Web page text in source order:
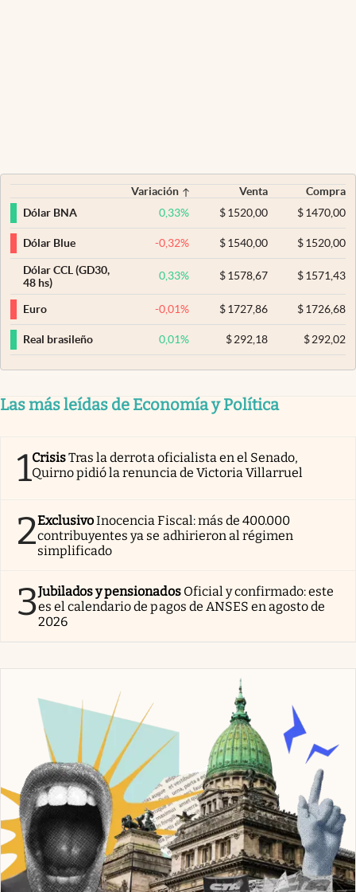
Variación Venta
Compra
Dólar BNA
0,33% $ 1520,00 $1470,00
Dólar Blue -0,32% $ 1540,00 $1520,00
Dólar CCL (GD30,
48 hs)
0,33% $ 1578,67 $1571,43
Euro -0,01% $ 1727,86 $1726,68
Real brasileño 0,01% $ 292,18 $292,02
Las más leídas de Economía y Política
1CrisisTras la derrota oficialista en el Senado,
Quirno pidió la renuncia de Victoria Villarruel
2ExclusivoInocencia Fiscal: más de 400.000
contribuyentes ya se adhirieron al régimen
simplificado
3Jubilados y pensionados Oficial y confirmado: este
es el calendario de pagos de ANSES en agosto de
2026